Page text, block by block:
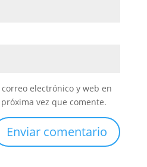
electrónico y web en
vez que comente.